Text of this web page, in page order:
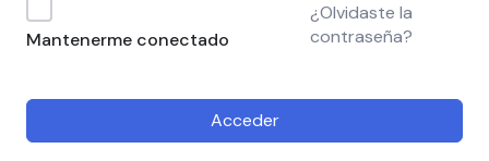
Mantenerme conectado
¿Olvidaste la
contraseña?
Acceder